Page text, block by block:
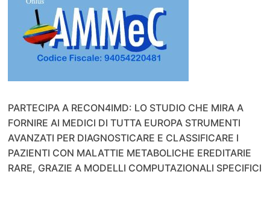
PARTECIPA A RECON4IMD: LO STUDIO CHE MIRA A
FORNIRE AI MEDICI DI TUTTA EUROPA STRUMENTI
AVANZATI PER DIAGNOSTICARE E CLASSIFICARE I
PAZIENTI CON MALATTIE METABOLICHE EREDITARIE
RARE, GRAZIE A MODELLI COMPUTAZIONALI SPECIFICI